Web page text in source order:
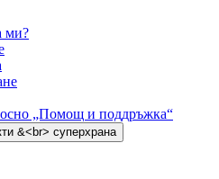
ми?
„Помощ и поддръжка“